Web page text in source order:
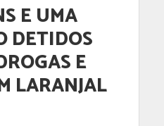
E UMA
DETIDOS
E
LARANJAL